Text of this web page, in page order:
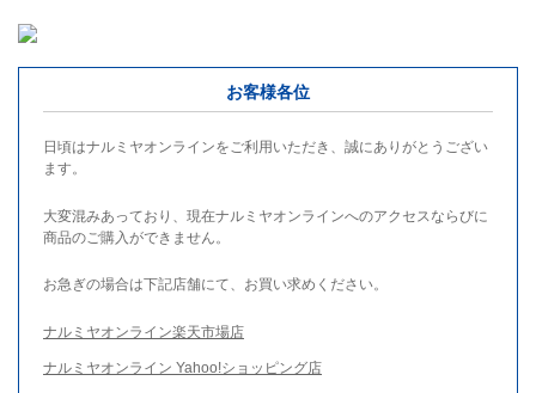
お客様各位
日頃はナルミヤオンラインをご利用いただき、誠にありがとうござい
ます。
大変混みあっており、現在ナルミヤオンラインへのアクセスならびに
商品のご購入ができません。
お急ぎの場合は下記店舗にて、お買い求めください。
ナルミヤオンライン楽天市場店
ナルミヤオンライン Yahoo!ショッピング店